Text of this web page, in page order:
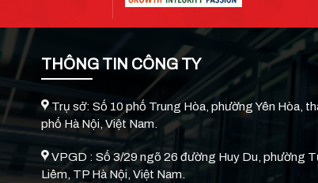
THÔNG TIN CÔNG TY
Trụ sở: Số 10 phố Trung Hòa, phường Yên Hòa,
phố Hà Nội, Việt Nam.
VPGD : Số 3/29 ngõ 26 đường Huy Du, phường
Liêm, TP Hà Nội, Việt Nam.